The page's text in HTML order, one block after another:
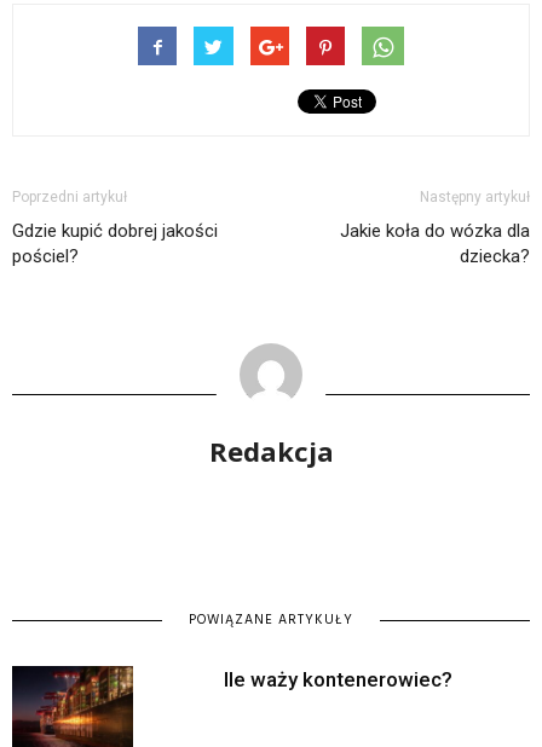
Poprzedni artykuł
Gdzie kupić dobrej jakości
pościel?
Następny artykuł
Jakie koła do wózka dla
dziecka?
Redakcja
POWIĄZANE ARTYKUŁY
Ile waży kontenerowiec?